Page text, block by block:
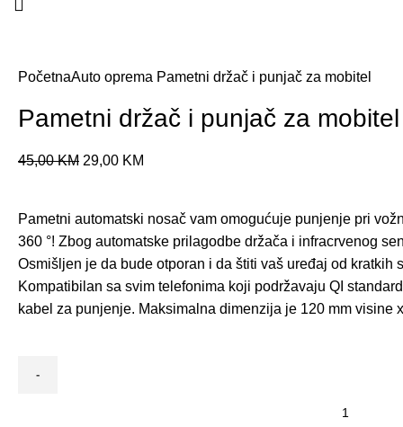
PočetnaAuto oprema Pametni držač i punjač za mobitel
Pametni držač i punjač za mobitel
45,00KM 29,00 KM
Pametni automatski nosač vam omogućuje punjenje pri
360 °! Zbog automatske prilagodbe držača i infracrvenog
Osmišljen je da bude otporan i da štiti vaš uređaj od
Kompatibilan sa svim telefonima koji podržavaju QI
kabel za punjenje. Maksimalna dimenzija je 120 mm visine